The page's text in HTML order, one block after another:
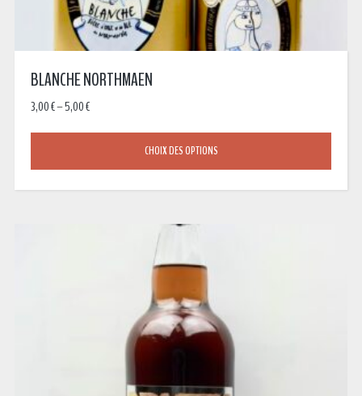
BLANCHE NORTHMAEN
3,00€–5,00€
CHOIX DES OPTIONS